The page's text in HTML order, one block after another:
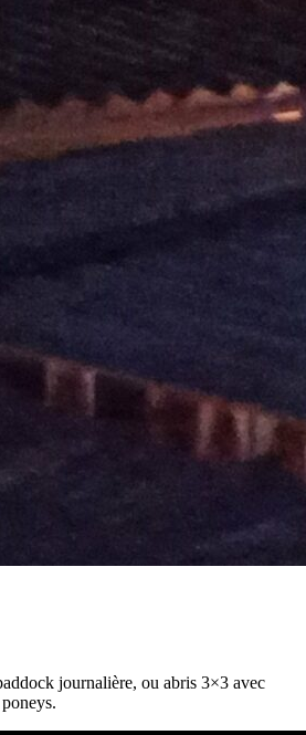
journalière, ou abris 3×3 avec